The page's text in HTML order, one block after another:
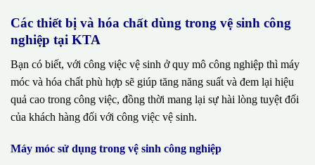
Các thiết bị và hóa chất dùng trong vệ sinh công
nghiệp tại KTA
Bạn có biết, với công việc vệ sinh ở quy mô công nghiệp thì máy
móc và hóa chất phù hợp sẽ giúp tăng năng suất và đem lại hiệu
quả cao trong công việc, đồng thời mang lại sự hài lòng tuyệt đối
của khách hàng đối với công việc vệ sinh.
Máy móc sử dụng trong vệ sinh công nghiệp